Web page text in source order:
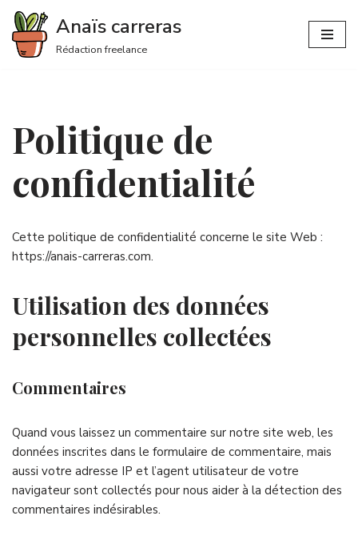
Aller
au
Anaïs carreras
Rédaction freelance
Politique de
confidentialité
Cette politique de confidentialité concerne le site Web :
https://anais-carreras.com.
Utilisation des données
personnelles collectées
Commentaires
Quand vous laissez un commentaire sur notre site web, les
données inscrites dans le formulaire de commentaire, mais
aussi votre adresse IP et l’agent utilisateur de votre
navigateur sont collectés pour nous aider à la détection des
commentaires indésirables.